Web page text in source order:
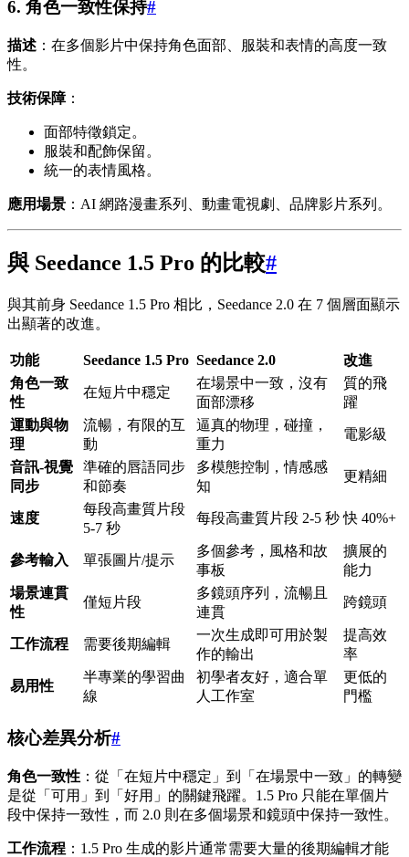
6. 角色一致性保持#
描述 ：在多個影片中保持角色面部、服裝和表情的高度一致
性。
技術保障：
面部特徵鎖定。
服裝和配飾保留。
統一的表情風格。
應用場景 ：AI 網路漫畫系列、動畫電視劇、品牌影片系列。
與 Seedance 1.5 Pro 的比較#
與其前身 Seedance 1.5 Pro 相比，Seedance 2.0 在 7 個層面顯示
出顯著的改進。
功能 Seedance 1.5 Pro Seedance 2.0
改進
角色一致
性
在短片中穩定
在場景中一致，沒有
面部漂移
質的飛
躍
運動與物
理
流暢，有限的互
動
逼真的物理，碰撞，
重力
電影級
音訊-視覺
同步
準確的唇語同步
和節奏
多模態控制，情感感
知
更精細
速度
每段高畫質片段
5-7 秒
每段高畫質片段 2-5 秒 快 40%+
參考輸入 單張圖片/提示
多個參考，風格和故
事板
擴展的
能力
場景連貫
性
僅短片段
多鏡頭序列，流暢且
連貫
跨鏡頭
工作流程 需要後期編輯
一次生成即可用於製
作的輸出
提高效
率
易用性
半專業的學習曲
線
初學者友好，適合單
人工作室
更低的
門檻
核心差異分析#
角色一致性 ：從「在短片中穩定」到「在場景中一致」的轉變
是從「可用」到「好用」的關鍵飛躍。1.5 Pro 只能在單個片
段中保持一致性，而 2.0 則在多個場景和鏡頭中保持一致性。
工作流程 ：1.5 Pro 生成的影片通常需要大量的後期編輯才能